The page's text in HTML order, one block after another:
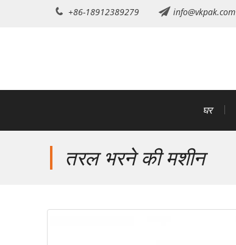
के
+86-18912389279 info@vkpak.com
घर
तरल भरने की मशीन